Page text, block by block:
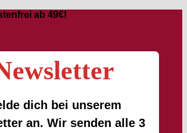
ab 49€!
dich bei unserem
an. Wir senden alle 3